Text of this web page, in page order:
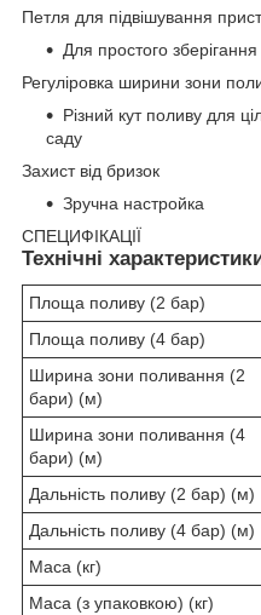
Петля для підвішування
Для простого зберігання
Регуліровка ширини зони
Різний кут поливу для
саду
Захист від бризок
Зручна настройка
СПЕЦИФІКАЦІЇ
Технічні
Площа поливу (2 бар)
Площа поливу (4 бар)
Ширина зони поливання (2
бари) (м)
Ширина зони поливання (4
бари) (м)
Дальність поливу (2 бар) (м)
Дальність поливу (4 бар) (м)
Маса (кг)
Маса (з упаковкою) (кг)